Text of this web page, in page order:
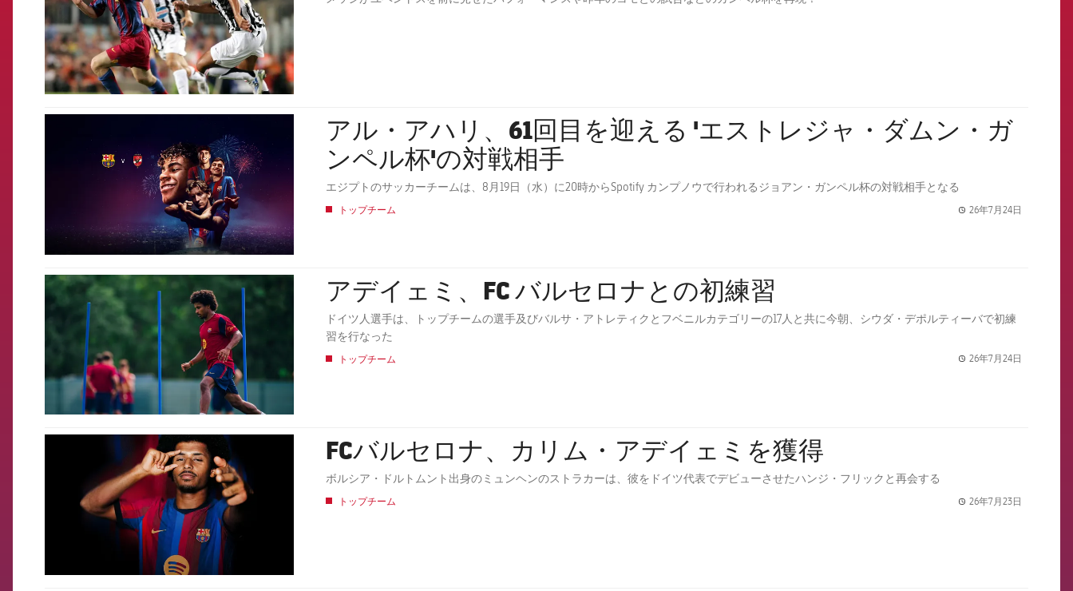
アル・アハリ、61回目を迎える 'エストレジャ・ダムン・ガ
ンペル杯'の対戦相手
エジプトのサッカーチームは、8月19日（水）に20時からSpotify カンプノウで行われるジョアン・ガンペル杯の対戦相手となる
トップチーム 26年7月24日
FCB Barcelona badge アデイェミ、FC バルセロナとの初練習
ドイツ人選手は、トップチームの選手及びバルサ・アトレティクとフベニルカテゴリーの17人と共に今朝、シウダ・デポルティーバで初練
習を行なった
トップチーム 26年7月24日
FCB Barcelona badge FCバルセロナ、カリム・アデイェミを獲得
ボルシア・ドルトムント出身のミュンヘンのストラカーは、彼をドイツ代表でデビューさせたハンジ・フリックと再会する
トップチーム 26年7月23日